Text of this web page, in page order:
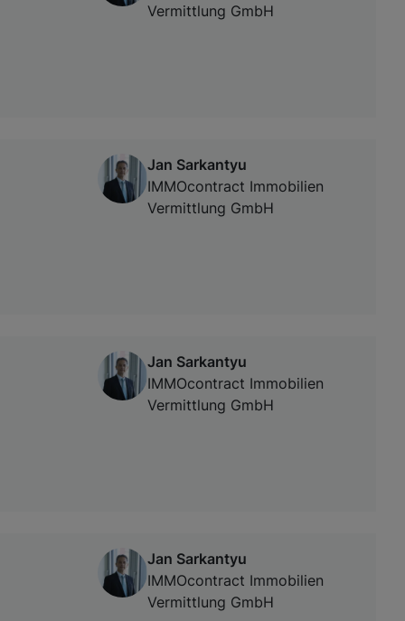
Vermittlung GmbH
Jan Sarkantyu
IMMOcontract Immobilien
Vermittlung GmbH
Jan Sarkantyu
IMMOcontract Immobilien
Vermittlung GmbH
Jan Sarkantyu
IMMOcontract Immobilien
Vermittlung GmbH